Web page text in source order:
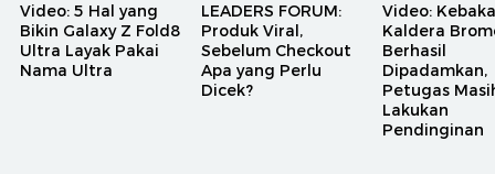
Video: 5 Hal yang
Bikin Galaxy Z Fold8
Ultra Layak Pakai
Nama Ultra
LEADERS FORUM:
Produk Viral,
Sebelum Checkout
Apa yang Perlu
Dicek?
Video:
Kaldera
Berhasil
Dipadamkan,
Petugas
Lakukan
Pendinginan